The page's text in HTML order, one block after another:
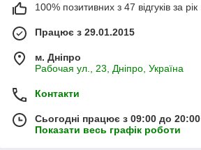
100% позитивних з 47 відгуків за рік
Працює з 29.01.2015
м. Дніпро
Рабочая ул., 23, Дніпро, Україна
Контакти
Сьогодні працює з 09:00 до 20:00
Показати весь графік роботи